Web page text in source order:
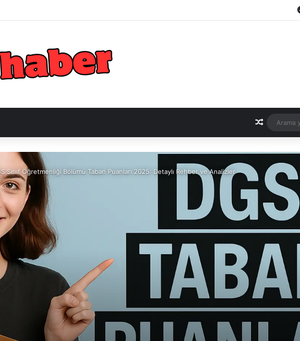
Rastgele
Sınıf Öğretmenliği Bölümü Taban Puanları 2025: Detaylı Rehber ve Analizler